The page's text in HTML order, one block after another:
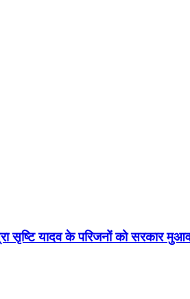
सृष्टि यादव के परिजनों को सरकार